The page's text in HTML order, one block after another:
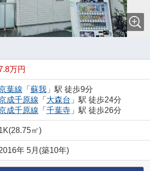
万円
葉線 「 蘇我」駅 徒歩9分
成千原線 「 大森台 」駅 徒歩24分
成千原線 「 千葉寺」駅 徒歩26分
㎡)
年 5月(築10年)